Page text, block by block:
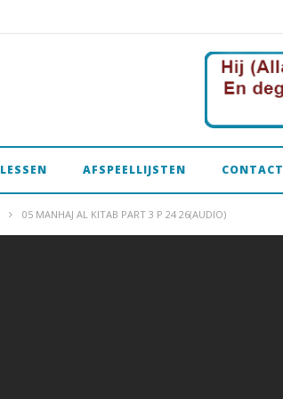
LESSEN AFSPEELLIJSTEN CONTACT
05 MANHAJ AL KITAB PART 3 P 24 26(AUDIO)